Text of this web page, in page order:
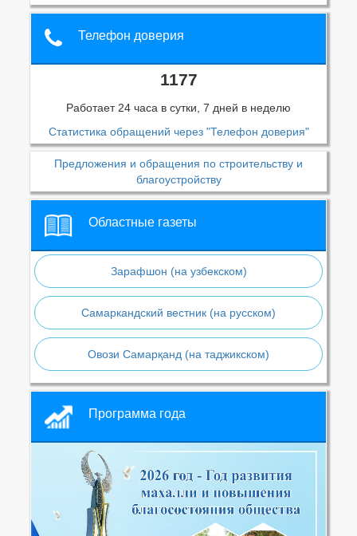
Телефон доверия
1177
Работает 24 часа в сутки, 7 дней в неделю
Статистика обращений через "Телефон доверия"
Предложения и обращения по строительству и
благоустройству
Областные газеты
Зарафшон (на узбекском)
Самаркандский вестник (на русском)
Овози Самарқанд (на таджикском)
Программа года